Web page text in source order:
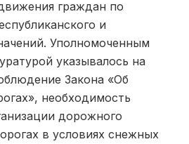
граждан по
и
Уполномоченным
указывалось на
Закона «Об
необходимость
дорожного
в условиях снежных